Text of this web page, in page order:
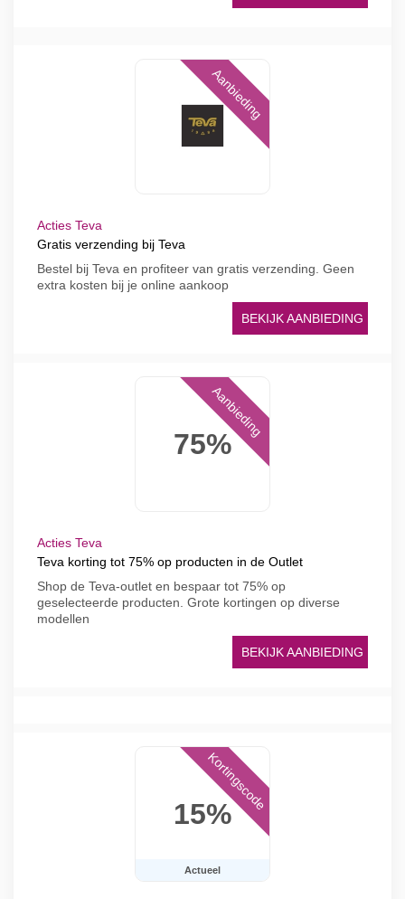
Aanbieding
Acties Teva
Gratis verzending bij Teva
Bestel bij Teva en profiteer van gratis verzending. Geen
extra kosten bij je online aankoop
BEKIJK AANBIEDING
75%
Aanbieding
Acties Teva
Teva korting tot 75% op producten in de Outlet
Shop de Teva-outlet en bespaar tot 75% op
geselecteerde producten. Grote kortingen op diverse
modellen
BEKIJK AANBIEDING
15%
Actueel
Kortingscode